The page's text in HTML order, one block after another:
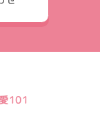
101